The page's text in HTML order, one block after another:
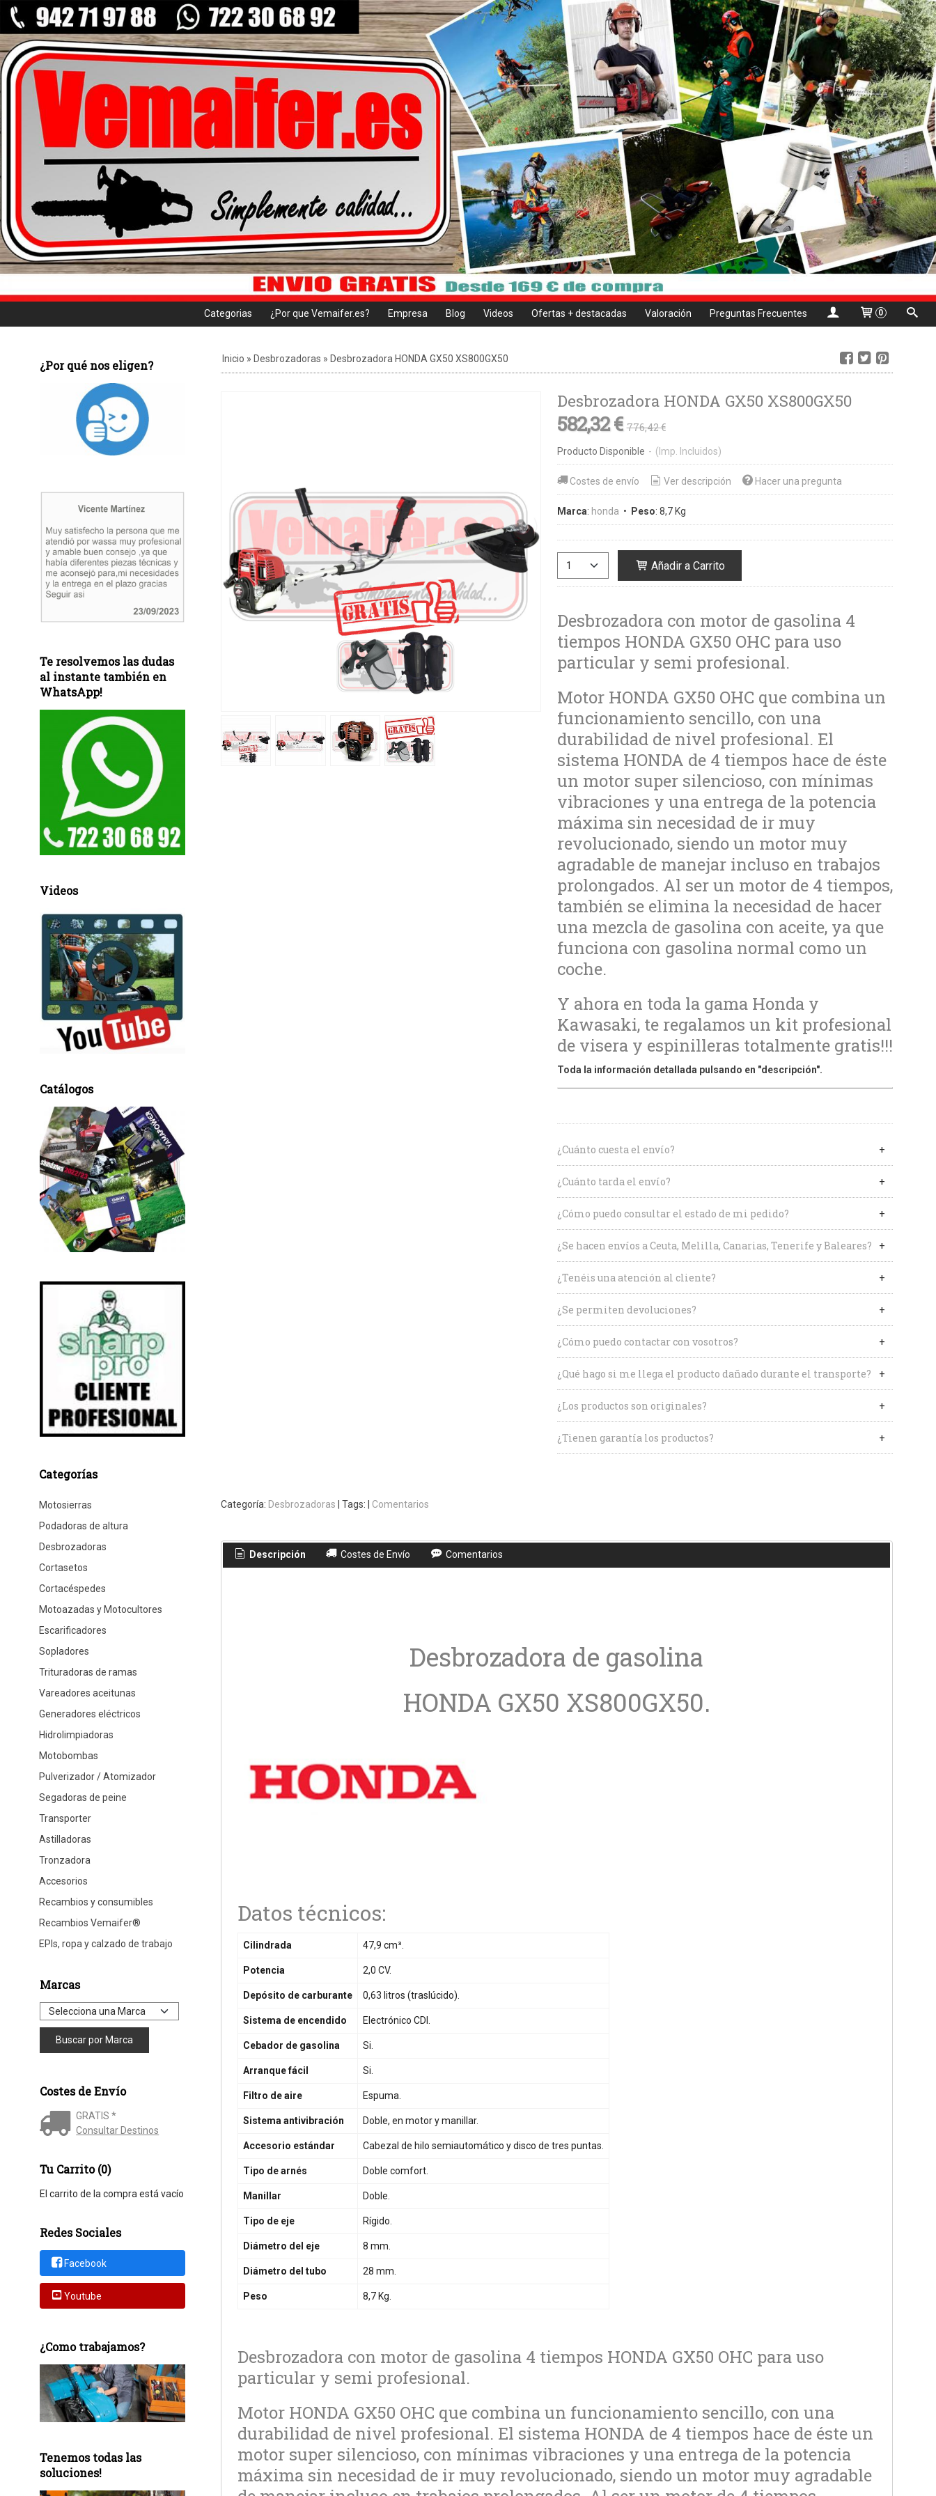
Categorias ¿Por que Vemaifer.es? Empresa Blog Videos Ofertas + destacadas Valoración Preguntas Frecuentes 0
¿Por qué nos eligen?
Te resolvemos las dudas
al instante también en
WhatsApp!
Videos
Catálogos
Categorías
Motosierras
Podadoras de altura
Desbrozadoras
Cortasetos
Cortacéspedes
Motoazadas y Motocultores
Escarificadores
Sopladores
Trituradoras de ramas
Vareadores aceitunas
Generadores eléctricos
Hidrolimpiadoras
Motobombas
Pulverizador / Atomizador
Segadoras de peine
Transporter
Astilladoras
Tronzadora
Accesorios
Recambios y consumibles
Recambios Vemaifer®
EPIs, ropa y calzado de trabajo
Marcas
Costes de Envío
GRATIS *
Consultar Destinos
Tu Carrito (0)
El carrito de la compra está vacío
Redes Sociales
Facebook
Youtube
¿Como trabajamos?
Tenemos todas las
soluciones!
Inicio » Desbrozadoras » Desbrozadora HONDA GX50 XS800GX50
Desbrozadora HONDA GX50 XS800GX50
582,32 €776,42 €
Producto Disponible - (Imp. Incluidos)
Costes de envío Ver descripción Hacer una pregunta
Marca: honda • Peso: 8,7 Kg
Añadir a Carrito
Desbrozadora con motor de gasolina 4
tiempos HONDA GX50 OHC para uso
particular y semi profesional.
Motor HONDA GX50 OHC que combina un
funcionamiento sencillo, con una
durabilidad de nivel profesional. El
sistema HONDA de 4 tiempos hace de éste
un motor super silencioso, con mínimas
vibraciones y una entrega de la potencia
máxima sin necesidad de ir muy
revolucionado, siendo un motor muy
agradable de manejar incluso en trabajos
prolongados. Al ser un motor de 4 tiempos,
también se elimina la necesidad de hacer
una mezcla de gasolina con aceite, ya que
funciona con gasolina normal como un
coche.
Y ahora en toda la gama Honda y
Kawasaki, te regalamos un kit profesional
de visera y espinilleras totalmente gratis!!!
Toda la información detallada pulsando en "descripción".
¿Cuánto cuesta el envío?
¿Cuánto tarda el envío?
¿Cómo puedo consultar el estado de mi pedido?
¿Se hacen envíos a Ceuta, Melilla, Canarias, Tenerife y Baleares?
¿Tenéis una atención al cliente?
¿Se permiten devoluciones?
¿Cómo puedo contactar con vosotros?
¿Qué hago si me llega el producto dañado durante el transporte?
¿Los productos son originales?
¿Tienen garantía los productos?
Categoría: Desbrozadoras | Tags: | Comentarios
Descripción Costes de Envío Comentarios
Desbrozadora de gasolina
HONDA GX50 XS800GX50.
Datos técnicos:
Cilindrada 47,9 cm³.
Potencia 2,0 CV.
Depósito de carburante 0,63 litros (traslúcido).
Sistema de encendido Electrónico CDI.
Cebador de gasolina Si.
Arranque fácil Si.
Filtro de aire Espuma.
Sistema antivibración Doble, en motor y manillar.
Accesorio estándar Cabezal de hilo semiautomático y disco de tres puntas.
Tipo de arnés Doble comfort.
Manillar Doble.
Tipo de eje Rígido.
Diámetro del eje 8 mm.
Diámetro del tubo 28 mm.
Peso 8,7 Kg.
Desbrozadora con motor de gasolina 4 tiempos HONDA GX50 OHC para uso
particular y semi profesional.
Motor HONDA GX50 OHC que combina un funcionamiento sencillo, con una
durabilidad de nivel profesional. El sistema HONDA de 4 tiempos hace de éste un
motor super silencioso, con mínimas vibraciones y una entrega de la potencia
máxima sin necesidad de ir muy revolucionado, siendo un motor muy agradable